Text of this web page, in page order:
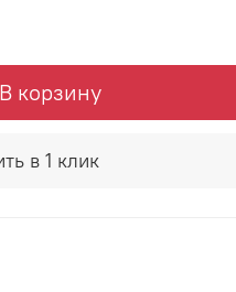
В корзину
в 1 клик